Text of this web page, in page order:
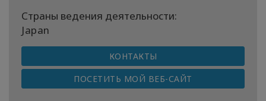
Страны ведения деятельности:
Japan
КОНТАКТЫ
ПОСЕТИТЬ МОЙ ВЕБ-САЙТ